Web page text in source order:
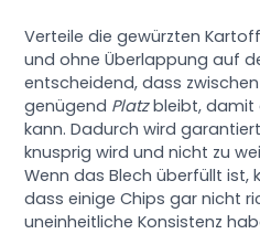
Verteile die gewürzten
und ohne Überlappung auf
entscheidend, dass
genügend Platzbleibt, damit
kann. Dadurch wird
knusprig wird und nicht zu
Wenn das Blech überfüllt ist,
dass einige Chips gar nicht
uneinheitliche Konsistenz